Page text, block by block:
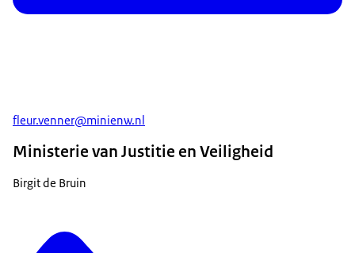
fleur.venner@minienw.nl
Ministerie van Justitie en Veiligheid
Birgit de Bruin